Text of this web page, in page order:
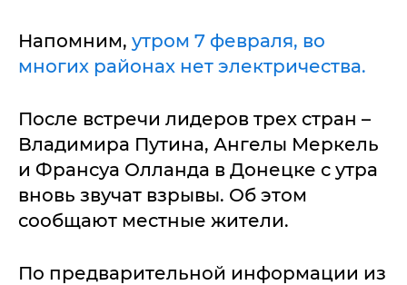
Напомним, утром 7 февраля, во
многих районах нет электричества.
После встречи лидеров трех стран –
Владимира Путина, Ангелы Меркель
и Франсуа Олланда в Донецке с утра
вновь звучат взрывы. Об этом
сообщают местные жители.
По предварительной информации из